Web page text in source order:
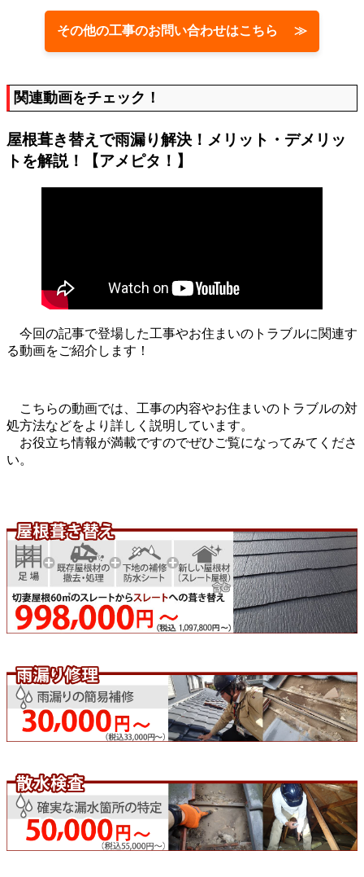
その他の工事のお問い合わせはこちら ≫
関連動画をチェック！
屋根葺き替えで雨漏り解決！メリット・デメリッ
トを解説！【アメピタ！】
今回の記事で登場した工事やお住まいのトラブルに関連す
る動画をご紹介します！
こちらの動画では、工事の内容やお住まいのトラブルの対
処方法などをより詳しく説明しています。
お役立ち情報が満載ですのでぜひご覧になってみてくださ
い。